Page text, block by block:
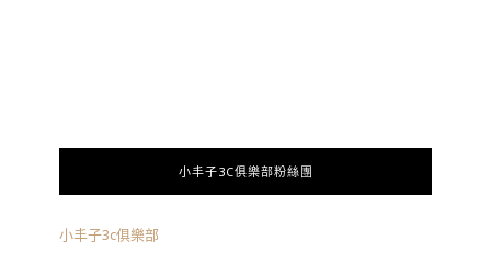
小丰子3C俱樂部粉絲團
小丰子3c俱樂部